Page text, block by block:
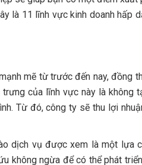
là 11 lĩnh vực kinh doanh hấp
mẽ từ trước đến nay, đồng
của lĩnh vực này là không
Từ đó, công ty sẽ thu lợi
dịch vụ được xem là một lựa
không ngừa để có thể phát